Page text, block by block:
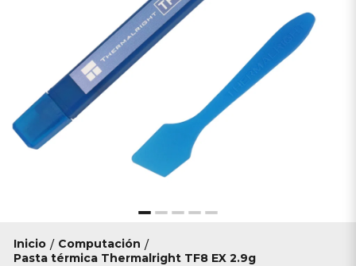
Inicio / Computación /
Pasta térmica Thermalright TF8 EX 2.9g